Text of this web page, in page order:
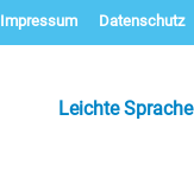
Impressum Datenschutz
Leichte Sprache